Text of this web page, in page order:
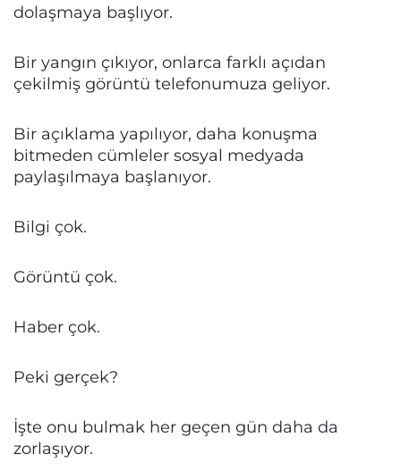
dolaşmaya başlıyor.
Bir yangın çıkıyor, onlarca farklı açıdan
çekilmiş görüntü telefonumuza geliyor.
Bir açıklama yapılıyor, daha konuşma
bitmeden cümleler sosyal medyada
paylaşılmaya başlanıyor.
Bilgi çok.
Görüntü çok.
Haber çok.
Peki gerçek?
İşte onu bulmak her geçen gün daha da
zorlaşıyor.